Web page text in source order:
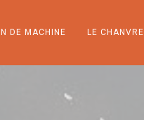
DE MACHINE LE CHANVRE